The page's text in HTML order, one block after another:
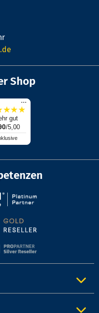
Shop
...
★★★
gut
/5,00